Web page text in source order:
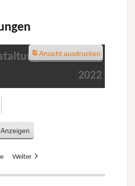
im Januar
2022
Weiter
Ansichtausdrucken